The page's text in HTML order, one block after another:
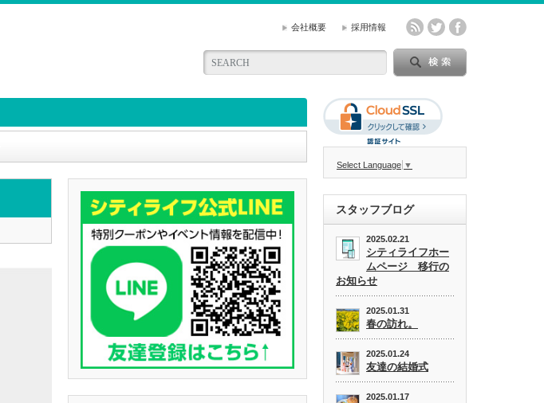
会社概要 採用情報
Select Language ▼
スタッフブログ
2025.02.21
シティライフホー
ムページ 移行の
お知らせ
2025.01.31
春の訪れ。
2025.01.24
友達の結婚式
2025.01.17